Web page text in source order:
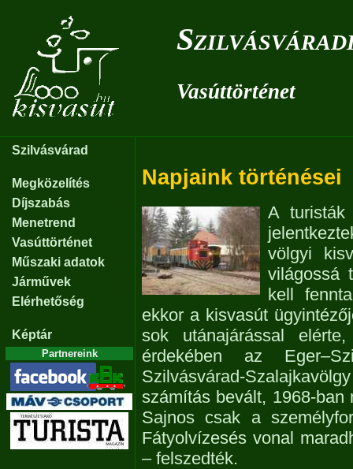
Vasúttörténet
Szilvásvárad
Megközelítés
Díjszabás
Menetrend
Vasúttörténet
Műszaki adatok
Járművek
Elérhetőség
Képtár
Partnereink
Napjaink történései
A turisták
völgyi
világossá
kell
ekkor a kisvasút
sok utánajárással
érdekében az
Szilvásvárad-
számítás bevált, 1968-
Sajnos csak a
Fátyolvízesés vonal
– felszedték.